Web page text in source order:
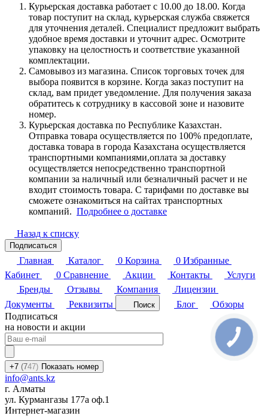
Курьерская доставка работает с 10.00 до 18.00. Когда
товар поступит на склад, курьерская служба свяжется
для уточнения деталей. Специалист предложит выбрать
удобное время доставки и уточнит адрес. Осмотрите
упаковку на целостность и соответствие указанной
комплектации.
Самовывоз из магазина. Список торговых точек для
выбора появится в корзине. Когда заказ поступит на
склад, вам придет уведомление. Для получения заказа
обратитесь к сотруднику в кассовой зоне и назовите
номер.
Курьерская доставка по Республике Казахстан.
Отправка товара осуществляется по 100% предоплате,
доставка товара в города Казахстана осуществляется
транспортными компаниями,оплата за доставку
осуществляется непосредственно транспортной
компании за наличный или безналичный расчет и не
входит стоимость товара. С тарифами по доставке вы
сможете ознакомиться на сайтах транспортных
компаний. Подробнее о доставке
Назад к списку
Подписаться
Главная Каталог 0 Корзина 0 Избранные
Кабинет
0 Сравнение Акции Контакты
Услуги
Бренды
Отзывы Компания
Лицензии
Документы
Реквизиты Поиск Блог
Обзоры
Подписаться
на новости и акции
+7 (747) Показать номер
info@ants.kz
г. Алматы
ул. Курмангазы 177а оф.1
Интернет-магазин